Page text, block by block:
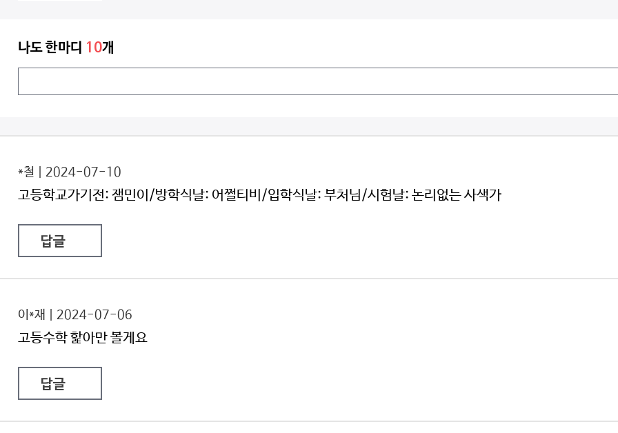
나도 한마디 10개
*철 | 2024-07-10
고등학교가기전: 잼민이/방학식날: 어쩔티비/입학식날: 부처님/시험날: 논리없는 사색가
답글
이*재 | 2024-07-06
고등수학 핥아만 볼게요
답글